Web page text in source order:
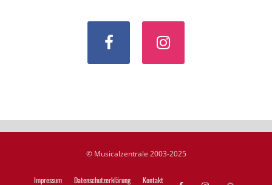
© Musicalzentrale 2003-2025
Impressum Datenschutzerklärung Kontakt